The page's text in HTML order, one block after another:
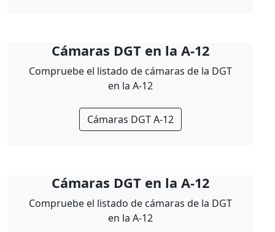
Cámaras DGT en la A-12
Compruebe el listado de cámaras de la DGT
en la A-12
Cámaras DGT A-12
Cámaras DGT en la A-12
Compruebe el listado de cámaras de la DGT
en la A-12